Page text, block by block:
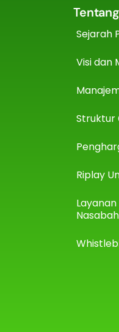
Tentang
Sejarah
Visi dan
Struktur
Riplay
Nasabah